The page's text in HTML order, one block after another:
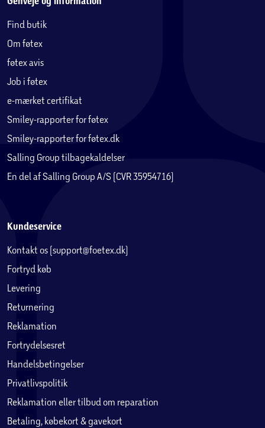
Find butik
Om føtex
føtex avis
Job i føtex
e-mærket certifikat
Smiley-rapporter for føtex
Smiley-rapporter for føtex.dk
Salling Group tilbagekaldelser
En del af Salling Group A/S (CVR 35954716)
Kundeservice
Kontakt os (support@foetex.dk)
Fortryd køb
Levering
Returnering
Reklamation
Fortrydelsesret
Handelsbetingelser
Privatlivspolitik
Reklamation eller tilbud om reparation
Betaling, købekort & gavekort